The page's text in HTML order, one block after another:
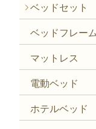
ベッドセット
ベッドフレーム
マットレス
電動ベッド
ホテルベッド